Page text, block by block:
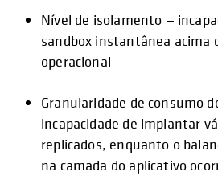
Nível de isolamento —
sandbox instantânea acima
operacional
Granularidade de consumo
incapacidade de implantar
replicados, enquanto o
na camada do aplicativo